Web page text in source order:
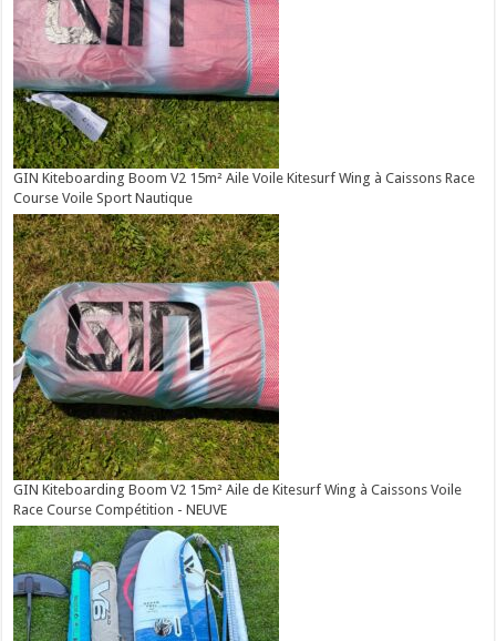
GIN Kiteboarding Boom V2 15m² Aile Voile Kitesurf Wing à Caissons Race
Course Voile Sport Nautique
GIN Kiteboarding Boom V2 15m² Aile de Kitesurf Wing à Caissons Voile
Race Course Compétition - NEUVE